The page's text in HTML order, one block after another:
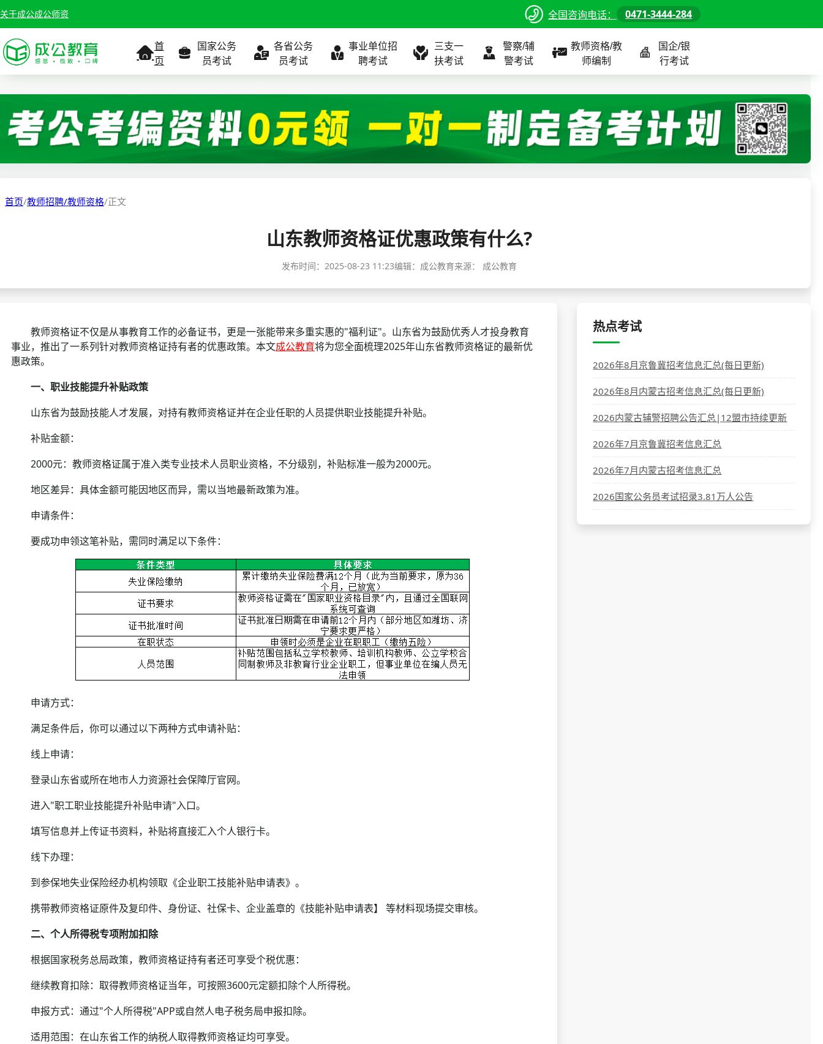
关于成公成公师资 全国咨询电话： 0471-3444-284
首
页
国家公务
员考试
考试公告
职位表
成绩查询
分数线
资格复审
面试补录
公务员课程
各省公务
员考试
考试公告
职位表
分数线
历年真题
全国
北京
内蒙古
公务员课程
事业单位招
聘考试
考试公告
职位表
准考证打印
考试政策
分数线
历年真题
全国
北京
内蒙古
事业单位课程
三支一
扶考试
考试公告
职位表
成绩查询
分数线
全国
北京
内蒙古
三支一扶课程
警察/辅
警考试
考试公告
职位表
面试补录
历年真题
全国
北京
内蒙古
警察/辅警课程
教师资格/教
师编制
考试公告
职位表
面试补录
历年真题
全国
北京
内蒙古
教师/资格课程
国企/银
行考试
考试公告
职位表
面试补录
历年真题
全国
北京
国企/银行课程
首页/教师招聘/教师资格/正文
山东教师资格证优惠政策有什么?
发布时间： 2025-08-23 11:23编辑：成公教育来源： 成公教育
教师资格证不仅是从事教育工作的必备证书，更是一张能带来多重实惠的"福利证"。山东省为鼓励优秀人才投身教育
事业，推出了一系列针对教师资格证持有者的优惠政策。本文成公教育将为您全面梳理2025年山东省教师资格证的最新优
惠政策。
一、职业技能提升补贴政策
山东省为鼓励技能人才发展，对持有教师资格证并在企业任职的人员提供职业技能提升补贴。
补贴金额：
2000元：教师资格证属于准入类专业技术人员职业资格，不分级别，补贴标准一般为2000元。
地区差异：具体金额可能因地区而异，需以当地最新政策为准。
申请条件：
要成功申领这笔补贴，需同时满足以下条件：
申请方式：
满足条件后，你可以通过以下两种方式申请补贴：
线上申请：
登录山东省或所在地市人力资源社会保障厅官网。
进入"职工职业技能提升补贴申请"入口。
填写信息并上传证书资料，补贴将直接汇入个人银行卡。
线下办理：
到参保地失业保险经办机构领取《企业职工技能补贴申请表》。
携带教师资格证原件及复印件、身份证、社保卡、企业盖章的《技能补贴申请表】 等材料现场提交审核。
二、个人所得税专项附加扣除
根据国家税务总局政策，教师资格证持有者还可享受个税优惠：
继续教育扣除：取得教师资格证当年，可按照3600元定额扣除个人所得税。
申报方式：通过"个人所得税"APP或自然人电子税务局申报扣除。
适用范围：在山东省工作的纳税人取得教师资格证均可享受。
热点考试
2026年8月京鲁冀招考信息汇总(每日更新)
2026年8月内蒙古招考信息汇总(每日更新)
2026内蒙古辅警招聘公告汇总|12盟市持续更新
2026年7月京鲁冀招考信息汇总
2026年7月内蒙古招考信息汇总
2026国家公务员考试招录3.81万人公告